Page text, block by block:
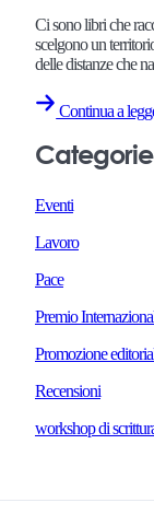
Ci sono libri che
scelgono un
delle distanze che
Continua a
Categorie
Eventi
Lavoro
Pace
Premio
Promozione
Recensioni
workshop di